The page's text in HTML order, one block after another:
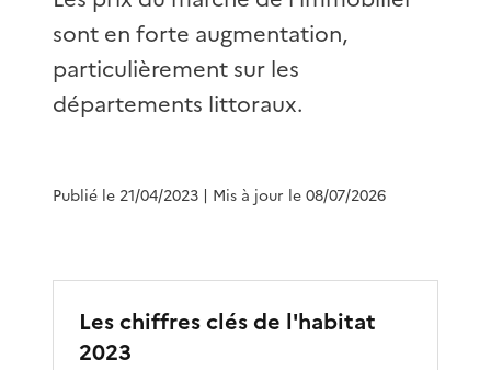
sont en forte augmentation,
particulièrement sur les
départements littoraux.
Publié le 21/04/2023 | Mis à jour le 08/07/2026
Les chiffres clés de l'habitat
2023